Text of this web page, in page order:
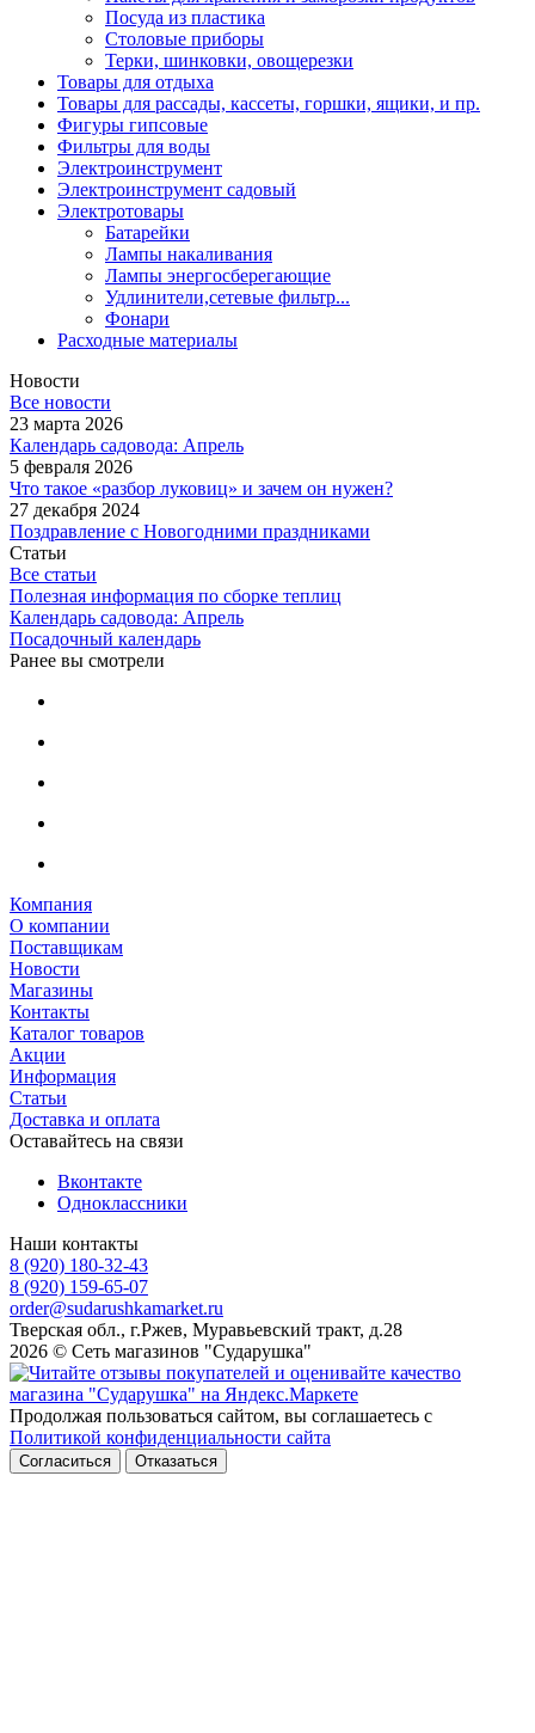
Посуда из пластика
Столовые приборы
Терки, шинковки, овощерезки
Товары для отдыха
Товары для рассады, кассеты, горшки, ящики, и пр.
Фигуры гипсовые
Фильтры для воды
Электроинструмент
Электроинструмент садовый
Электротовары
Батарейки
Лампы накаливания
Лампы энергосберегающие
Удлинители,сетевые фильтр...
Фонари
Расходные материалы
Новости
Все новости
23 марта 2026
Календарь садовода: Апрель
5 февраля 2026
Что такое «разбор луковиц» и зачем он нужен?
27 декабря 2024
Поздравление с Новогодними праздниками
Статьи
Все статьи
Полезная информация по сборке теплиц
Календарь садовода: Апрель
Посадочный календарь
Ранее вы смотрели
Компания
О компании
Поставщикам
Новости
Магазины
Контакты
Каталог товаров
Акции
Информация
Статьи
Доставка и оплата
Оставайтесь на связи
Вконтакте
Одноклассники
Наши контакты
8 (920) 180-32-43
8 (920) 159-65-07
order@sudarushkamarket.ru
Тверская обл., г.Ржев, Муравьевский тракт, д.28
2026 © Сеть магазинов "Сударушка"
Продолжая пользоваться сайтом, вы соглашаетесь с
Политикой конфиденциальности сайта
Согласиться Отказаться